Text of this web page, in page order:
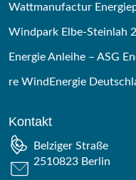
Wattmanufactur
Windpark Elbe-Steinlah
Energie Anleihe – ASG
re WindEnergie
Kontakt
Belziger Straße
2510823 Berlin